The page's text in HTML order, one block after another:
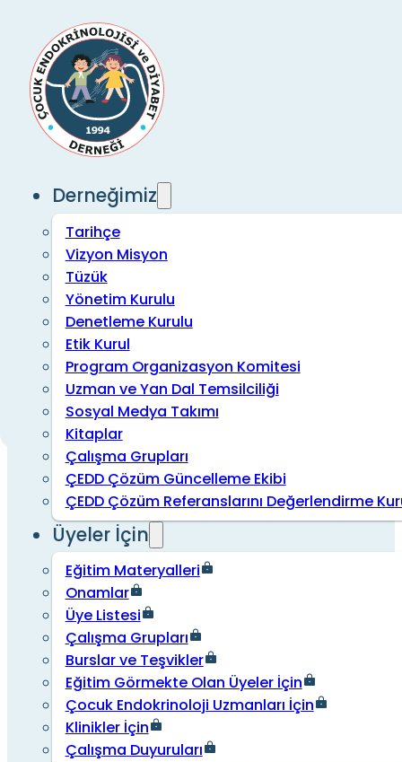
Derneğimiz
Tarihçe
Vizyon Misyon
Tüzük
Yönetim Kurulu
Denetleme Kurulu
Etik Kurul
Program Organizasyon Komitesi
Uzman ve Yan Dal Temsilciliği
Sosyal Medya Takımı
Kitaplar
Çalışma Grupları
ÇEDD Çözüm Güncelleme Ekibi
ÇEDD Çözüm Referanslarını Değerlendirme
Üyeler İçin
Eğitim Materyalleri
Onamlar
Üye Listesi
Çalışma Grupları
Burslar ve Teşvikler
Eğitim Görmekte Olan Üyeler İçin
Çocuk Endokrinoloji Uzmanları İçin
Klinikler İçin
Çalışma Duyuruları